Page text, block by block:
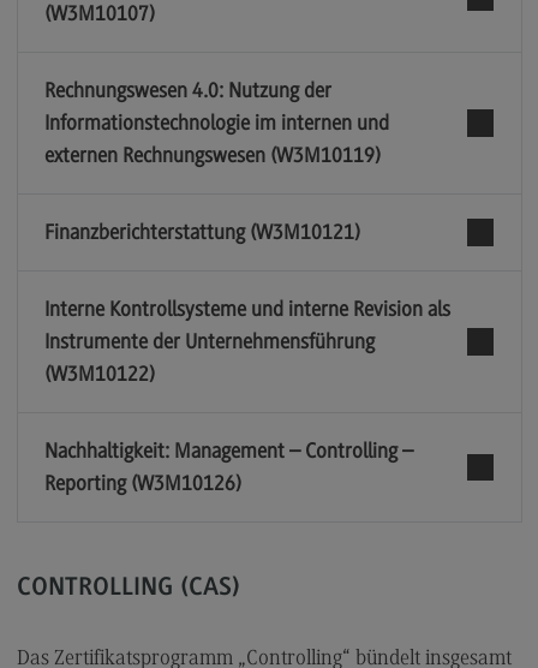
(W3M10107)
Rechnungswesen 4.0: Nutzung der
Informationstechnologie im internen und
externen Rechnungswesen (W3M10119)
Finanzberichterstattung (W3M10121)
Interne Kontrollsysteme und interne Revision als
Instrumente der Unternehmensführung
(W3M10122)
Nachhaltigkeit: Management – Controlling –
Reporting (W3M10126)
CONTROLLING (CAS)
Das Zertifikatsprogramm „Controlling“ bündelt insgesamt